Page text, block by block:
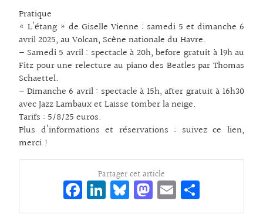
Pratique
« L’étang » de Giselle Vienne : samedi 5 et dimanche 6
avril 2025, au Volcan, Scène nationale du Havre.
– Samedi 5 avril : spectacle à 20h, before gratuit à 19h au
Fitz pour une relecture au piano des Beatles par Thomas
Schaettel.
– Dimanche 6 avril : spectacle à 15h, after gratuit à 16h30
avec Jazz Lambaux et Laisse tomber la neige.
Tarifs : 5/8/25 euros.
Plus d’informations et réservations : suivez ce lien,
merci !
Partager cet article
Fa
ce
Li
n
Bl
ue
M
as
E
m rt